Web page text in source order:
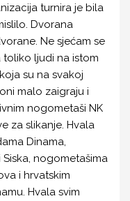
U
U KAS-U
ZA OPĆE DOBRO
KAS
turnira je bila
Dvorana
Ne sjećam se
toliko ljudi na istom
su na svakoj
malo zaigraju i
nogometaši NK
za slikanje. Hvala
Dinama,
nogometašima
i hrvatskim
Hvala svim